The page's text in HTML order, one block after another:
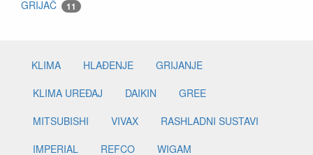
GRIJAČ 11
KLIMA HLAĐENJE
GRIJANJE
KLIMA UREĐAJ
DAIKIN
GREE
MITSUBISHI
VIVAX
RASHLADNI SUSTAVI
IMPERIAL
REFCO
WIGAM